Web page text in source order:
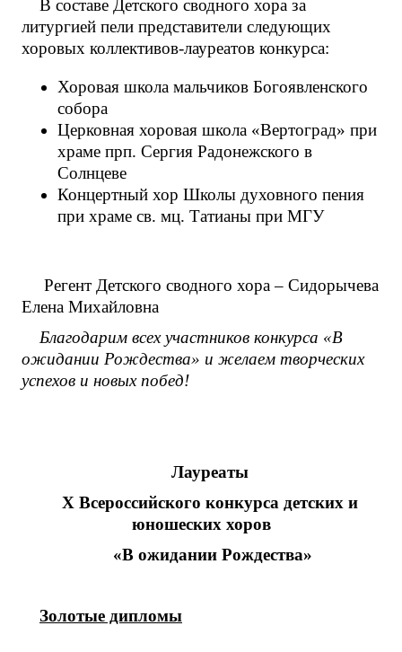
В составе Детского сводного хора за
литургией пели представители следующих
хоровых коллективов-лауреатов конкурса:
Хоровая школа мальчиков Богоявленского
собора
Церковная хоровая школа «Вертоград» при
храме прп. Сергия Радонежского в
Солнцеве
Концертный хор Школы духовного пения
при храме св. мц. Татианы при МГУ
Регент Детского сводного хора – Сидорычева
Елена Михайловна
Благодарим всех участников конкурса «В
ожидании Рождества» и желаем творческих
успехов и новых побед!
Лауреаты
X Всероссийского конкурса детских и
юношеских хоров
«В ожидании Рождества»
Золотые дипломы